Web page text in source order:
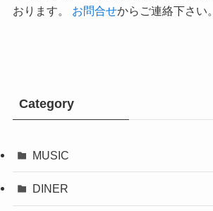
おります。
お問合せからご連絡下さい。
Category
MUSIC
DINER